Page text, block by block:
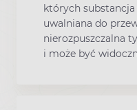
których
uwalniana do
nierozpuszczalna
i może być